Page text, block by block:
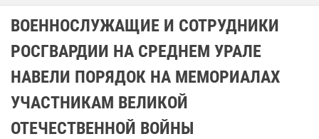
ВОЕННОСЛУЖАЩИЕ И СОТРУДНИКИ
РОСГВАРДИИ НА СРЕДНЕМ УРАЛЕ
НАВЕЛИ ПОРЯДОК НА МЕМОРИАЛАХ
УЧАСТНИКАМ ВЕЛИКОЙ
ОТЕЧЕСТВЕННОЙ ВОЙНЫ